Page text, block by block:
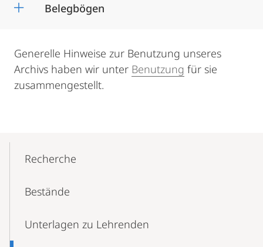
Belegbögen
Generelle Hinweise zur Benutzung unseres
Archivs haben wir unter Benutzung für sie
zusammengestellt.
NavigationRecherche
Bestände
Unter­lagen zu Lehrenden